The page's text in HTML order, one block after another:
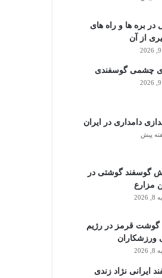
در بره ها و راه های
از آن
چشمی گوسفندی
دامداری در ایران
گوسفند گوشتی در
مزارع
قرمز در رژیم
ورزشکاران
ایرانی نژاد زندی